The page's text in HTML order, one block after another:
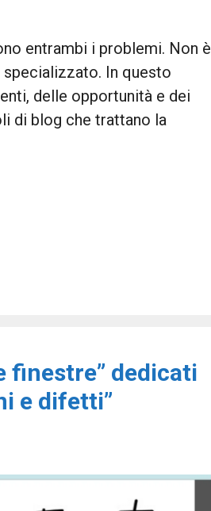
entrambi i problemi. Non è
In questo
delle opportunità e dei
di blog che trattano la
finestre” dedicati
e difetti”